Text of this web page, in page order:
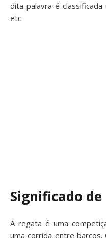
dita palavra é
etc.
Significado
A regata é uma
uma corrida entre